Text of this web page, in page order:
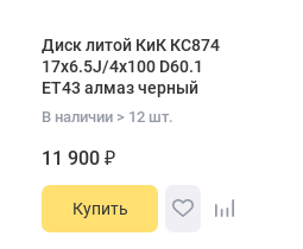
Диск литой КиК КС874
17x6.5J/4x100 D60.1
ET43 алмаз черный
В наличии > 12 шт.
11 900 ₽
Купить